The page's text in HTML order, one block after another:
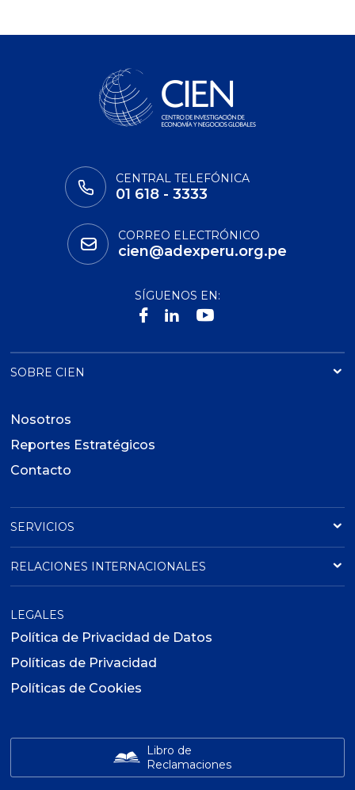
CENTRAL TELEFÓNICA
01 618 - 3333
CORREO ELECTRÓNICO
cien@adexperu.org.pe
SÍGUENOS EN:
SOBRE CIEN
Nosotros
Reportes Estratégicos
Contacto
SERVICIOS
RELACIONES INTERNACIONALES
LEGALES
Política de Privacidad de Datos
Políticas de Privacidad
Políticas de Cookies
Libro de
Reclamaciones